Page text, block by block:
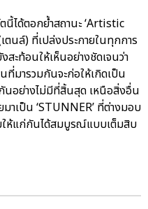
นี้ได้ตอกย้ำสถานะ ‘Artistic
นล์) ที่เปล่งประกายในทุกการ
สะท้อนให้เห็นอย่างชัดเจนว่า
นที่มารวมกันจะก่อให้เกิดเป็น
อย่างไม่มีที่สิ้นสุด เหนือสิ่งอื่น
เป็น ‘STUNNER’ ที่ต่างมอบ
ให้แก่กันได้สมบูรณ์แบบเต็มสิบ